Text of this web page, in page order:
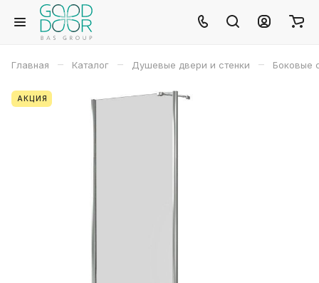
Главная – Каталог – Душевые двери и стенки – Боковые
АКЦИЯ